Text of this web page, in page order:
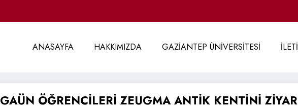
ANASAYFA HAKKIMIZDA GAZİANTEP ÜNİVERSİTESİ
GAÜN ÖĞRENCİLERİ ZEUGMA ANTİK KENTİNİ